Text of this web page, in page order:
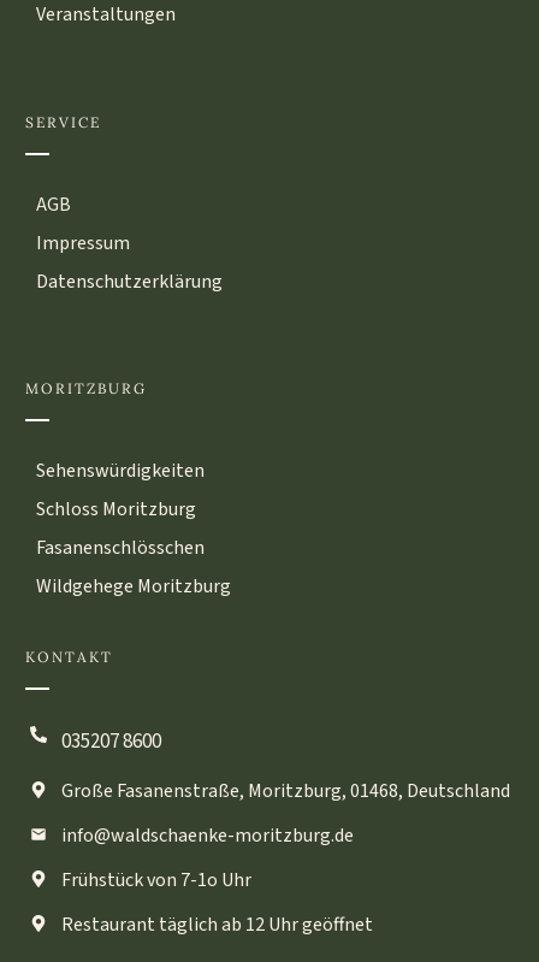
Veranstaltungen
SERVICE
AGB
Impressum
Datenschutzerklärung
MORITZBURG
Sehenswürdigkeiten
Schloss Moritzburg
Fasanenschlösschen
Wildgehege Moritzburg
KONTAKT
035207 8600
Große Fasanenstraße, Moritzburg, 01468, Deutschland
info@waldschaenke-moritzburg.de
Frühstück von 7-1o Uhr
Restaurant täglich ab 12 Uhr geöffnet